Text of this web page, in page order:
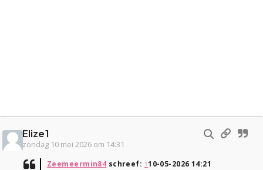
Elize1
zondag 10 mei 2026 om 14:31
Zeemeermin84 schreef: ↑10-05-2026 14:21